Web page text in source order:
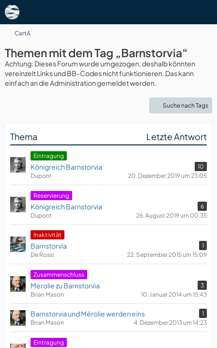
CartA
Themen mit dem Tag „Barnstorvia“
Achtung: Dieses Forum wurde umgezogen, deshalb könnten
vereinzelt Links und BB-Codes nicht funktionieren. Das kann
einfach an die Administration gemeldet werden.
Suche nach Tags
Thema Letzte Antwort
Eintragung
Königreich Barnstorvia
10
Dupont
20. Dezember 2019 um 23:05
Reservierung
Königreich Barnstorvia
6
Dupont
26. August 2019 um 00:35
​Inaktivität
Barnstorvia
1
De Rossi
22. September 2015 um 15:09
Zusammenschluss
Merolie zu Barnstorvia
3
Brian Mason
10. Januar 2014 um 15:43
Barnstorvia und Mérolie werden eins
1
Brian Mason
4. Dezember 2013 um 14:23
Eintragung